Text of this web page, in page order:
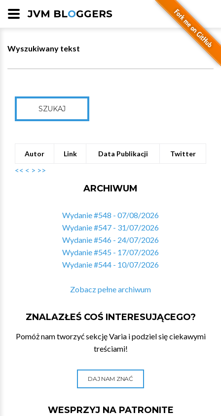
JVM BLOGGERS
Wyszukiwany tekst
SZUKAJ
Autor Link Data Publikacji Twitter
<< < > >>
ARCHIWUM
Wydanie #548 - 07/08/2026
Wydanie #547 - 31/07/2026
Wydanie #546 - 24/07/2026
Wydanie #545 - 17/07/2026
Wydanie #544 - 10/07/2026
Zobacz pełne archiwum
ZNALAZŁEŚ COŚ INTERESUJĄCEGO?
Pomóż nam tworzyć sekcję Varia i podziel się ciekawymi
treściami!
DAJ NAM ZNAĆ
WESPRZYJ NA PATRONITE